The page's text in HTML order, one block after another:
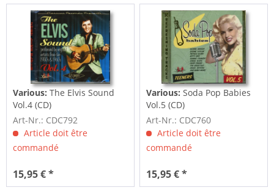
Various:The Elvis Sound
Vol.4 (CD)
Art-Nr.: CDC792
Article doit être
commandé
15,95 € *
Various:Soda Pop Babies
Vol.5 (CD)
Art-Nr.: CDC760
Article doit être
commandé
15,95 € *